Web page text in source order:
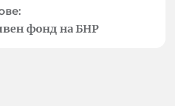
фонд на БНР